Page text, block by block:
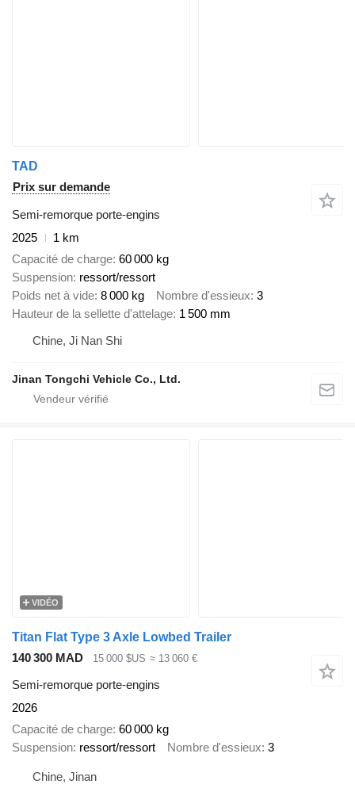
TAD
Prix sur demande
Semi-remorque porte-engins
2025
1 km
Capacité de charge 60 000 kg
Suspension ressort/ressort
Poids net à vide 8 000 kg Nombre d'essieux 3
Hauteur de la sellette d'attelage 1 500 mm
Chine, Ji Nan Shi
Jinan Tongchi Vehicle Co., Ltd.
VIDÉO
Titan Flat Type 3 Axle Lowbed Trailer
140 300 MAD
15 000 $US ≈ 13 060 €
Semi-remorque porte-engins
2026
Capacité de charge 60 000 kg
Suspension ressort/ressort Nombre d'essieux 3
Chine, Jinan